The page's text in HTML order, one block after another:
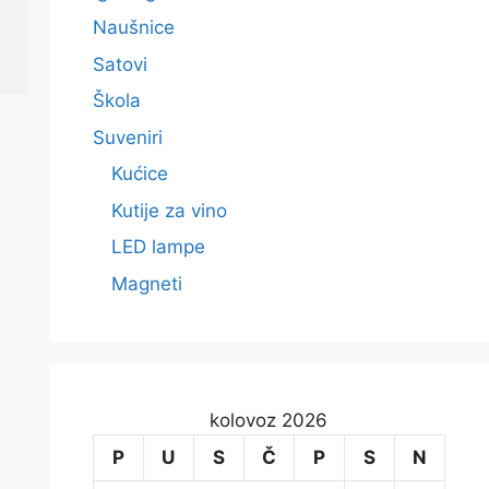
Naušnice
Satovi
Škola
Suveniri
Kućice
Kutije za vino
LED lampe
Magneti
kolovoz 2026
P
U S Č P S N